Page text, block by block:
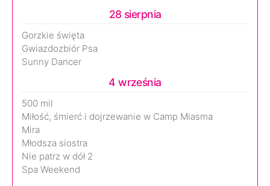
28 sierpnia
Gorzkie święta
Gwiazdozbiór Psa
Sunny Dancer
4 września
500 mil
Miłość, śmierć i dojrzewanie w Camp Miasma
Mira
Młodsza siostra
Nie patrz w dół 2
Spa Weekend